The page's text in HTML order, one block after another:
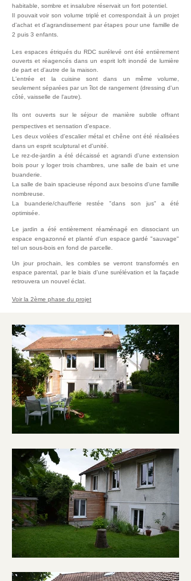
habitable, sombre et insalubre réservait un fort potentiel.
Il pouvait voir son volume triplé et correspondait à un projet
d'achat et d'agrandissement par étapes pour une famille de
2 puis 3 enfants.
Les espaces étriqués du RDC surélevé ont été entièrement
ouverts et réagencés dans un esprit loft inondé de lumière
de part et d'autre de la maison.
L'entrée et la cuisine sont dans un même volume,
seulement séparées par un îlot de rangement (dressing d'un
côté, vaisselle de l'autre).
Ils ont ouverts sur le séjour de manière subtile offrant
perspectives et sensation d'espace.
Les deux volées d'escalier métal et chêne ont été réalisées
dans un esprit sculptural et d'unité.
Le rez-de-jardin a été décaissé et agrandi d'une extension
bois pour y loger trois chambres, une salle de bain et une
buanderie.
La salle de bain spacieuse répond aux besoins d'une famille
nombreuse.
La buanderie/chaufferie restée "dans son jus" a été
optimisée.
Le jardin a été entièrement réaménagé en dissociant un
espace engazonné et planté d'un espace gardé "sauvage"
tel un sous-bois en fond de parcelle.
Un jour prochain, les combles se verront transformés en
espace parental, par le biais d'une surélévation et la façade
retrouvera un nouvel éclat.
Voir la 2ème phase du projet